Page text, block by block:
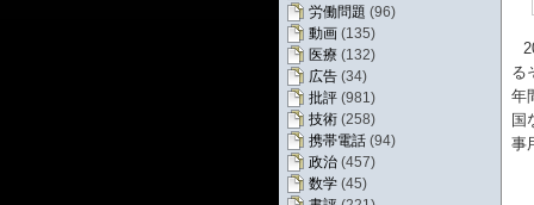
労働問題 (96)
動画 (135)
医療 (132)
広告 (34)
批評 (981)
技術 (258)
携帯電話 (94)
政治 (457)
数学 (45)
る
年
国
事